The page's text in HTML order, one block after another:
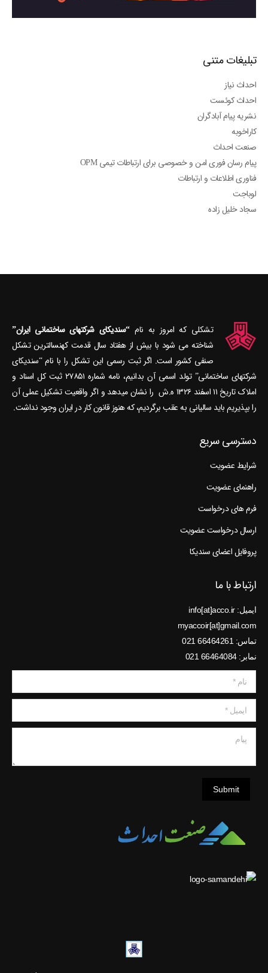
تبلیغات متنی
احداث نیاز
احداث کوئست
نشریه پیام آبادگران
کاراخوبه
صنعت احداث
پیام رسان فوری امن و خصوصی برای ارتباطات تیمی OPM
فناوری اطلاعات و ارتباطات
لوباجت
سجاد خلیل زاده
تشکلی که امروز به نام“سندیکای شرکتهای ساختمانی ایران”
شناخته می‎ شود با بیش از هفتاد سال قدمت کهنسال‎ترین تشکل
صنفی کشور است. اگر ثبت رسمی این تشکل را با نام “سندیکای
شرکتهای ساختمانی” تولد اسمی آن بدانیم، نامه شماره ۲۷۸۵۱ ثبت کل اسناد و
املاک تاریخ ۱۱ اسفند ۱۳۲۶ ه.ش را نشان می‎دهد و اگر واقعیت تشکیل عملی آن
را بپذیریم باید سالیانی به عقب برگردیم، که هنوز قانون کار در ایران وجود نداشت.
دسترسی سریع
شرایط عضویت
راهنمای عضویت
فرم های درخواست
ارسال درخواست عضویت
پروفایل اعضای سندیکا
ارتباط با ما
ایمیل: info[at]acco.ir
myaccoir[at]gmail.com
تماس: 66464261 021
نمابر: 66464084 021
نام *
ایمیل *
Submit